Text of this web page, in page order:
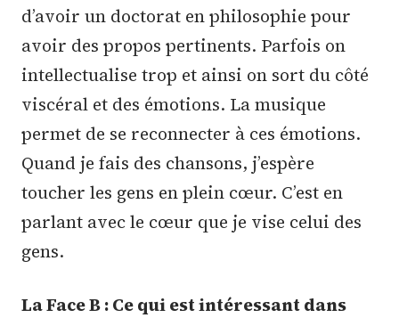
d’avoir un doctorat en philosophie pour
avoir des propos pertinents. Parfois on
intellectualise trop et ainsi on sort du côté
viscéral et des émotions. La musique
permet de se reconnecter à ces émotions.
Quand je fais des chansons, j’espère
toucher les gens en plein cœur. C’est en
parlant avec le cœur que je vise celui des
gens.
La Face B : Ce qui est intéressant dans